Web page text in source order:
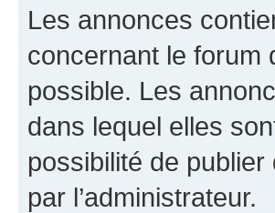
Les annonces
concernant le forum
possible. Les
dans lequel elles
possibilité de
par l’administrateur.